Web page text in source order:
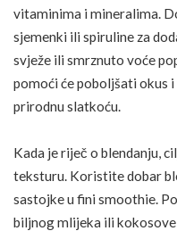
vitaminima i mineralima.
sjemenki ili spiruline za
svježe ili smrznuto voće
pomoći će poboljšati okus
prirodnu slatkoću.
Kada je riječ o blendanju,
teksturu. Koristite dobar
sastojke u fini smoothie.
biljnog mlijeka ili